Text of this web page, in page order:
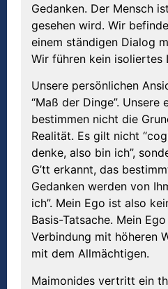
Gedanken. Der Mensch
gesehen wird. Wir
einem ständigen Dialog
Wir führen kein isoliertes
Unsere persönlichen
“Maß der Dinge”. Unsere
bestimmen nicht die
Realität. Es gilt nicht
denke, also bin ich”,
G’tt erkannt, das
Gedanken werden von
ich”. Mein Ego ist also
Basis-Tatsache. Mein
Verbindung mit höheren
mit dem Allmächtigen.
Maimonides vertritt ein